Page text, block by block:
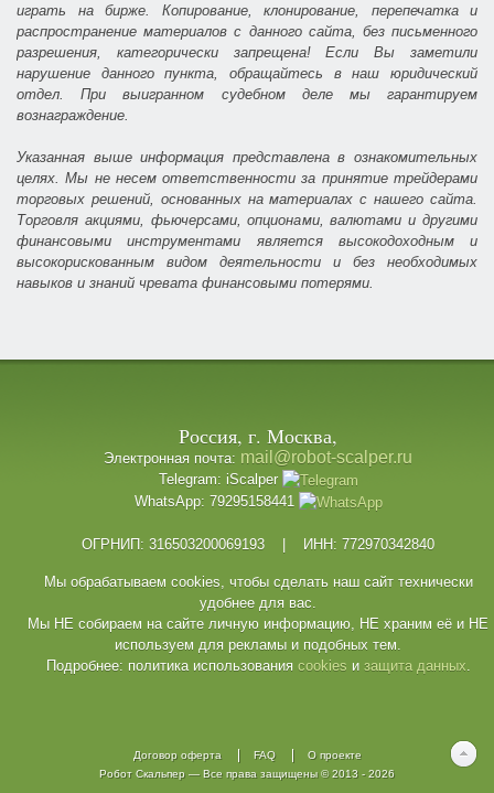
играть на бирже. Копирование, клонирование, перепечатка и
распространение материалов с данного сайта, без письменного
разрешения, категорически запрещена! Если Вы заметили
нарушение данного пункта, обращайтесь в наш юридический
отдел. При выигранном судебном деле мы гарантируем
вознаграждение.
Указанная выше информация представлена в ознакомительных
целях. Мы не несем ответственности за принятие трейдерами
торговых решений, основанных на материалах с нашего сайта.
Торговля акциями, фьючерсами, опционами, валютами и другими
финансовыми инструментами является высокодоходным и
высокорискованным видом деятельности и без необходимых
навыков и знаний чревата финансовыми потерями.
Россия, г. Москва,
Электронная почта: mail@robot-scalper.ru
Telegram: iScalper
WhatsApp: 79295158441
ОГРНИП: 316503200069193 | ИНН: 772970342840
Мы обрабатываем cookies, чтобы сделать наш сайт технически
удобнее для вас.
Мы НЕ собираем на сайте личную информацию, НЕ храним её и НЕ
используем для рекламы и подобных тем.
Подробнее: политика использования cookies и защита данных.
Договор оферта FAQ
О проекте
Робот Скальпер — Все права защищены © 2013 -2026